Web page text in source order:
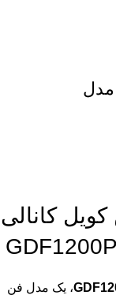
فن کویل کانالی گرین 1200 CFM مدل
کانالی
، یک مدل فن